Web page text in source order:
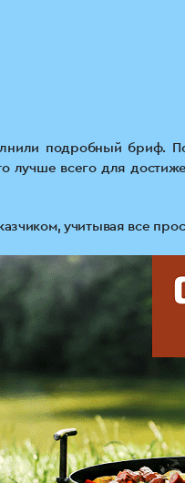
подробный бриф.
всего для
учитывая все